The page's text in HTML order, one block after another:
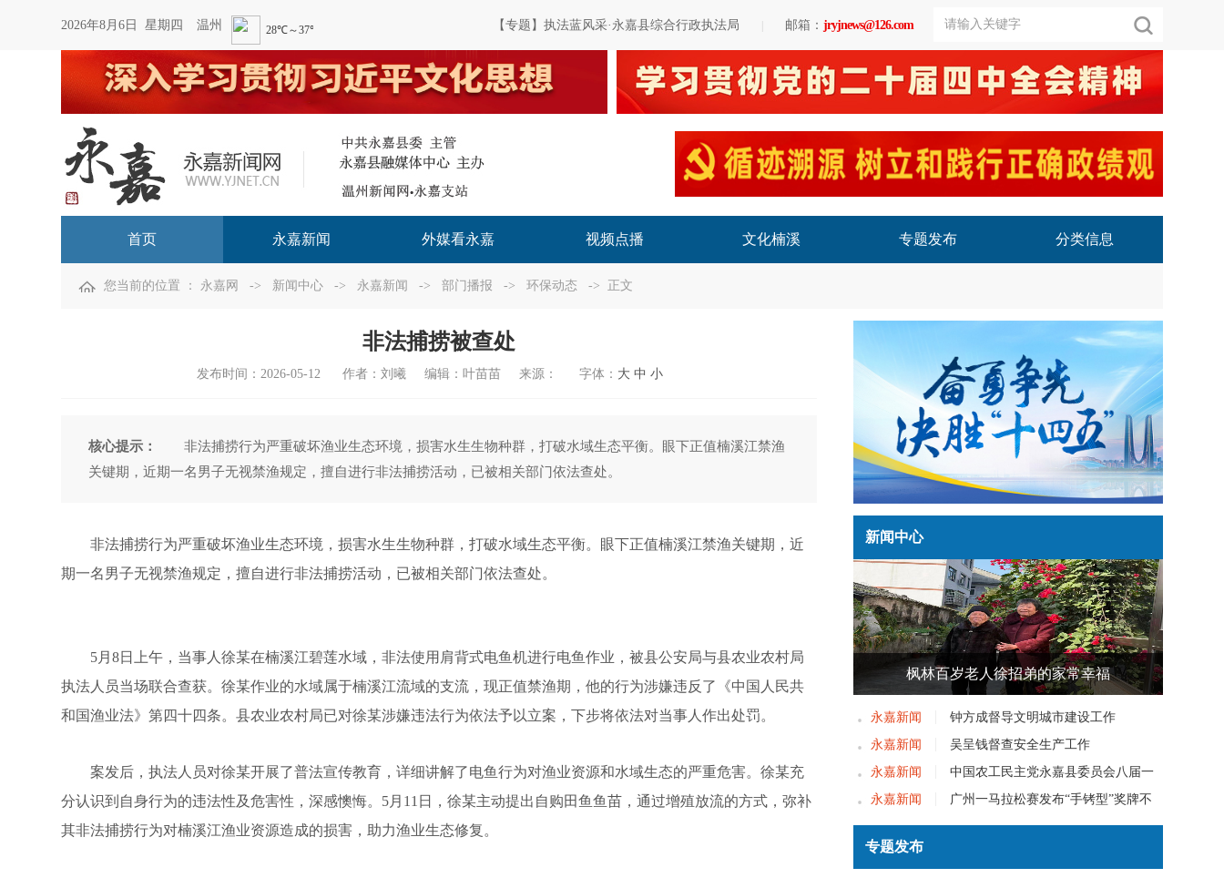
2026年8月6日 星期四 温州 【专题】执法蓝风采·永嘉县综合行政执法局 邮箱： jryjnews@126.com
首页 永嘉新闻 外媒看永嘉 视频点播 文化楠溪 专题发布 分类信息
您当前的位置 ： 永嘉网 -> 新闻中心 -> 永嘉新闻 -> 部门播报 -> 环保动态 -> 正文
非法捕捞被查处
发布时间： 2026-05-12 作者：刘曦 编辑： 叶苗苗 来源： 字体： 大 中 小
核心提示：
非法捕捞行为严重破坏渔业生态环境，损害水生生物种群，打破水域生态平衡。眼下正值楠溪江禁渔
关键期，近期一名男子无视禁渔规定，擅自进行非法捕捞活动，已被相关部门依法查处。
非法捕捞行为严重破坏渔业生态环境，损害水生生物种群，打破水域生态平衡。眼下正值楠溪江禁渔关键期，近
期一名男子无视禁渔规定，擅自进行非法捕捞活动，已被相关部门依法查处。
5月8日上午，当事人徐某在楠溪江碧莲水域，非法使用肩背式电鱼机进行电鱼作业，被县公安局与县农业农村局
执法人员当场联合查获。徐某作业的水域属于楠溪江流域的支流，现正值禁渔期，他的行为涉嫌违反了《中国人民共
和国渔业法》第四十四条。县农业农村局已对徐某涉嫌违法行为依法予以立案，下步将依法对当事人作出处罚。
案发后，执法人员对徐某开展了普法宣传教育，详细讲解了电鱼行为对渔业资源和水域生态的严重危害。徐某充
分认识到自身行为的违法性及危害性，深感懊悔。5月11日，徐某主动提出自购田鱼鱼苗，通过增殖放流的方式，弥补
其非法捕捞行为对楠溪江渔业资源造成的损害，助力渔业生态修复。
新闻中心
枫林百岁老人徐招弟的家常幸福
永嘉新闻
钟方成督导文明城市建设工作
永嘉新闻
吴呈钱督查安全生产工作
永嘉新闻
中国农工民主党永嘉县委员会八届一
次党员大会召开
永嘉新闻
广州一马拉松赛发布“手铐型”奖牌不
实——今日辟谣（2025年12月25日）
专题发布